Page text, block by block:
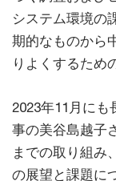
システム環境の
期的なものから
りよくするため
2023年11月にも
事の美谷島越子
までの取り組み
の展望と課題に